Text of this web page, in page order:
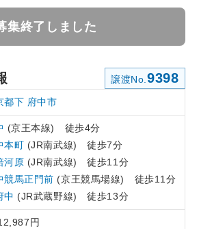
集終了しました
譲渡No. 9398
都下 府中市
(京王本線) 徒歩4分
本町 (JR南武線) 徒歩7分
河原 (JR南武線) 徒歩11分
競馬正門前 (京王競馬場線) 徒歩11分
中 (JR武蔵野線) 徒歩13分
円